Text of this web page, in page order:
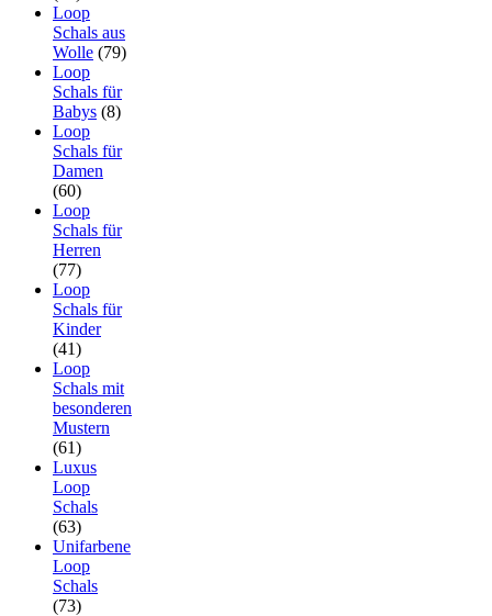
Loop
Schals aus
Wolle (79)
Loop
Schals für
Babys (8)
Loop
Schals für
Damen
(60)
Loop
Schals für
Herren
(77)
Loop
Schals für
Kinder
(41)
Loop
Schals mit
besonderen
Mustern
(61)
Luxus
Loop
Schals
(63)
Unifarbene
Loop
Schals
(73)